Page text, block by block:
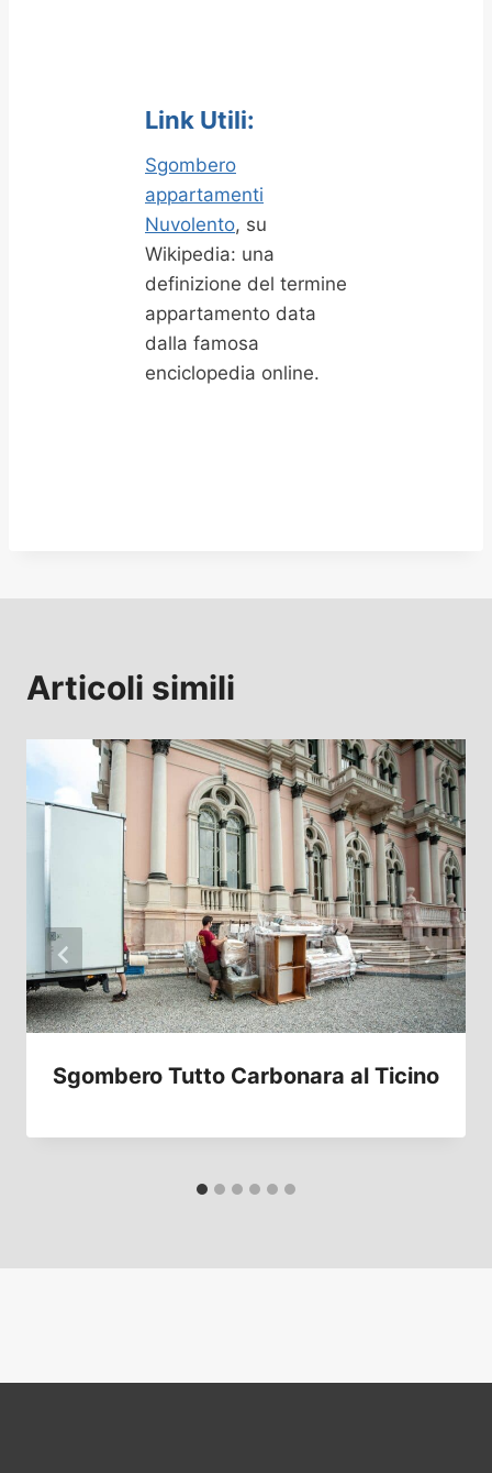
Link Utili:
Sgombero
appartamenti
Nuvolento, su
Wikipedia: una
definizione del termine
appartamento data
dalla famosa
enciclopedia online.
Articoli simili
Sgombero Tutto Carbonara al Ticino